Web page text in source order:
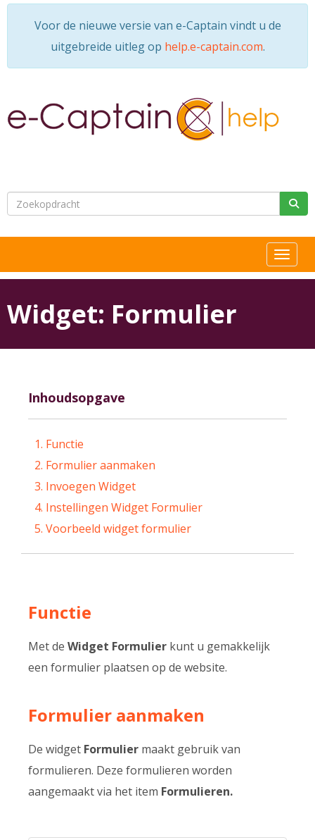
Voor de nieuwe versie van e-Captain vindt u de
uitgebreide uitleg op help.e-captain.com.
Toggle
Widget: Formulier
Inhoudsopgave
Functie
Formulier aanmaken
Invoegen Widget
Instellingen Widget Formulier
Voorbeeld widget formulier
Functie
Met de Widget Formulier kunt u gemakkelijk
een formulier plaatsen op de website.
Formulier aanmaken
De widget Formulier maakt gebruik van
formulieren. Deze formulieren worden
aangemaakt via het item Formulieren.